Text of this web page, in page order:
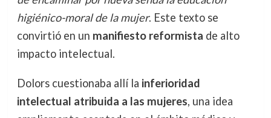
higiénico-moral de la mujer. Este texto se
convirtió en un manifiesto reformista de alto
impacto intelectual.
Dolors cuestionaba allí la inferioridad
intelectual atribuida a las mujeres, una idea